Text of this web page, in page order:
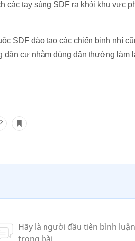
các tay súng SDF ra khỏi khu vực
SDF đào tạo các chiến binh nhí
dân cư nhằm dùng dân thường làm